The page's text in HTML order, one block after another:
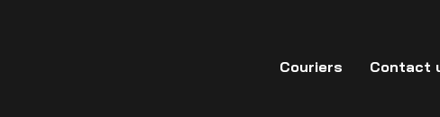
Couriers Contact